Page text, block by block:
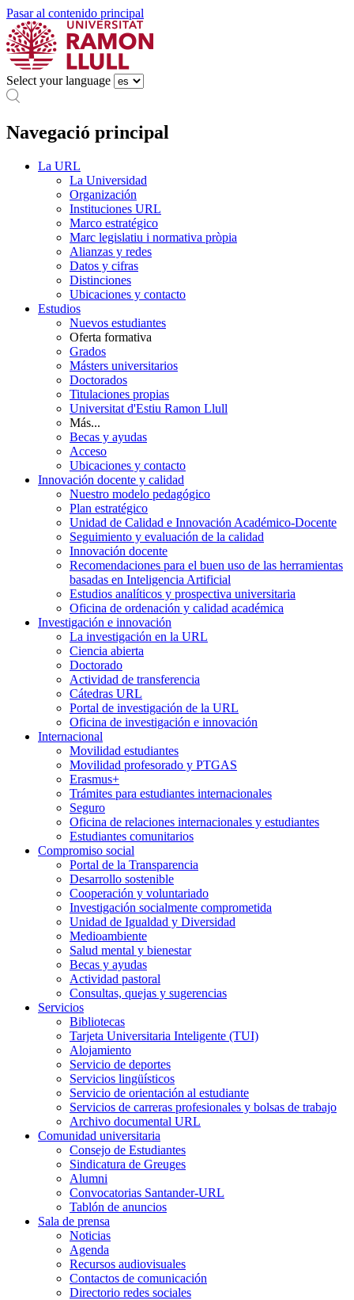
Pasar al contenido principal
Select your language
Navegació principal
La URL
La Universidad
Organización
Instituciones URL
Marco estratégico
Marc legislatiu i normativa pròpia
Alianzas y redes
Datos y cifras
Distinciones
Ubicaciones y contacto
Estudios
Nuevos estudiantes
Oferta formativa
Grados
Másters universitarios
Doctorados
Titulaciones propias
Universitat d'Estiu Ramon Llull
Más...
Becas y ayudas
Acceso
Ubicaciones y contacto
Innovación docente y calidad
Nuestro modelo pedagógico
Plan estratégico
Unidad de Calidad e Innovación Académico-Docente
Seguimiento y evaluación de la calidad
Innovación docente
Recomendaciones para el buen uso de las herramientas
basadas en Inteligencia Artificial
Estudios analíticos y prospectiva universitaria
Oficina de ordenación y calidad académica
Investigación e innovación
La investigación en la URL
Ciencia abierta
Doctorado
Actividad de transferencia
Cátedras URL
Portal de investigación de la URL
Oficina de investigación e innovación
Internacional
Movilidad estudiantes
Movilidad profesorado y PTGAS
Erasmus+
Trámites para estudiantes internacionales
Seguro
Oficina de relaciones internacionales y estudiantes
Estudiantes comunitarios
Compromiso social
Portal de la Transparencia
Desarrollo sostenible
Cooperación y voluntariado
Investigación socialmente comprometida
Unidad de Igualdad y Diversidad
Medioambiente
Salud mental y bienestar
Becas y ayudas
Actividad pastoral
Consultas, quejas y sugerencias
Servicios
Bibliotecas
Tarjeta Universitaria Inteligente (TUI)
Alojamiento
Servicio de deportes
Servicios lingüísticos
Servicio de orientación al estudiante
Servicios de carreras profesionales y bolsas de trabajo
Archivo documental URL
Comunidad universitaria
Consejo de Estudiantes
Sindicatura de Greuges
Alumni
Convocatorias Santander-URL
Tablón de anuncios
Sala de prensa
Noticias
Agenda
Recursos audiovisuales
Contactos de comunicación
Directorio redes sociales